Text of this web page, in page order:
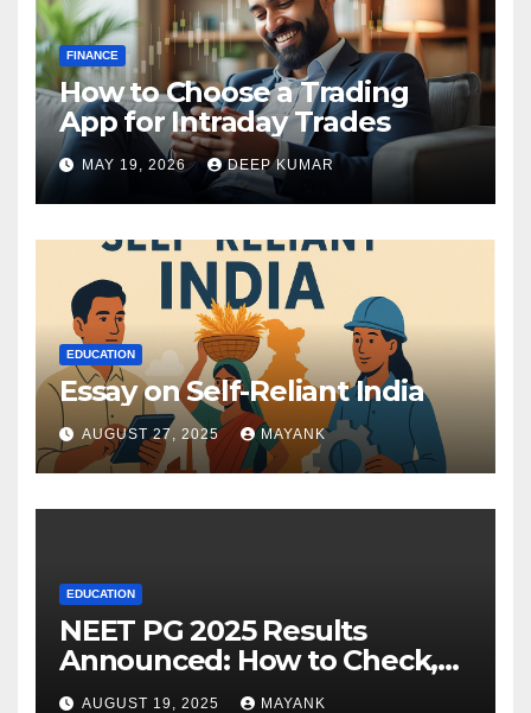
FINANCE
How to Choose a Trading
App for Intraday Trades
MAY 19, 2026 DEEP KUMAR
EDUCATION
Essay on Self-Reliant India
AUGUST 27, 2025 MAYANK
EDUCATION
NEET PG 2025 Results
Announced: How to Check,
Cut-Offs, and Toppers
AUGUST 19, 2025 MAYANK